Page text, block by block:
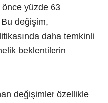
yüzde 63
değişim,
daha temkinli
beklentilerin
değişimler özellikle